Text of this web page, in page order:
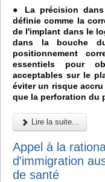
● La précision
définie comme la
de l'implant dans le
dans la bouche
positionnement
essentiels pour
acceptables sur le
éviter un risque
que la perforation du
Lire la suite...
Appel à la
d'immigration
de santé